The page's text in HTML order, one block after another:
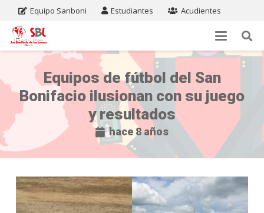
Equipo Sanboni Estudiantes Acudientes
Equipos de fútbol del San
Bonifacio ilusionan con su juego
y resultados
hace 8 años